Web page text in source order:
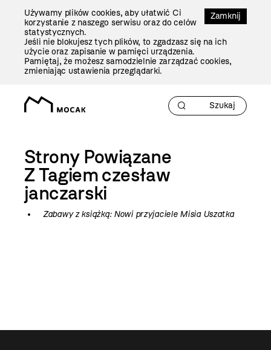
Zamknij
Używamy plików cookies, aby ułatwić Ci
korzystanie z naszego serwisu oraz do celów
statystycznych.
Jeśli nie blokujesz tych plików, to zgadzasz się na ich
użycie oraz zapisanie w pamięci urządzenia.
Pamiętaj, że możesz samodzielnie zarządzać cookies,
zmieniając ustawienia przeglądarki.
Strony Powiązane
Z Tagiemczesław
janczarski
Zabawy z książką: Nowi przyjaciele Misia Uszatka